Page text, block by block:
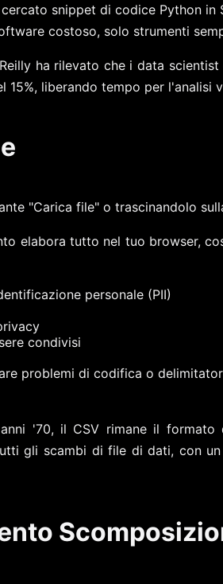
snippet di codice Python
costoso, solo strumenti
ha rilevato che i data
liberando tempo per l'analisi
"Carica file" o trascinandolo
elabora tutto nel tuo browser,
personale (PII)
condivisi
problemi di codifica o
'70, il CSV rimane il
gli scambi di file di dati, con